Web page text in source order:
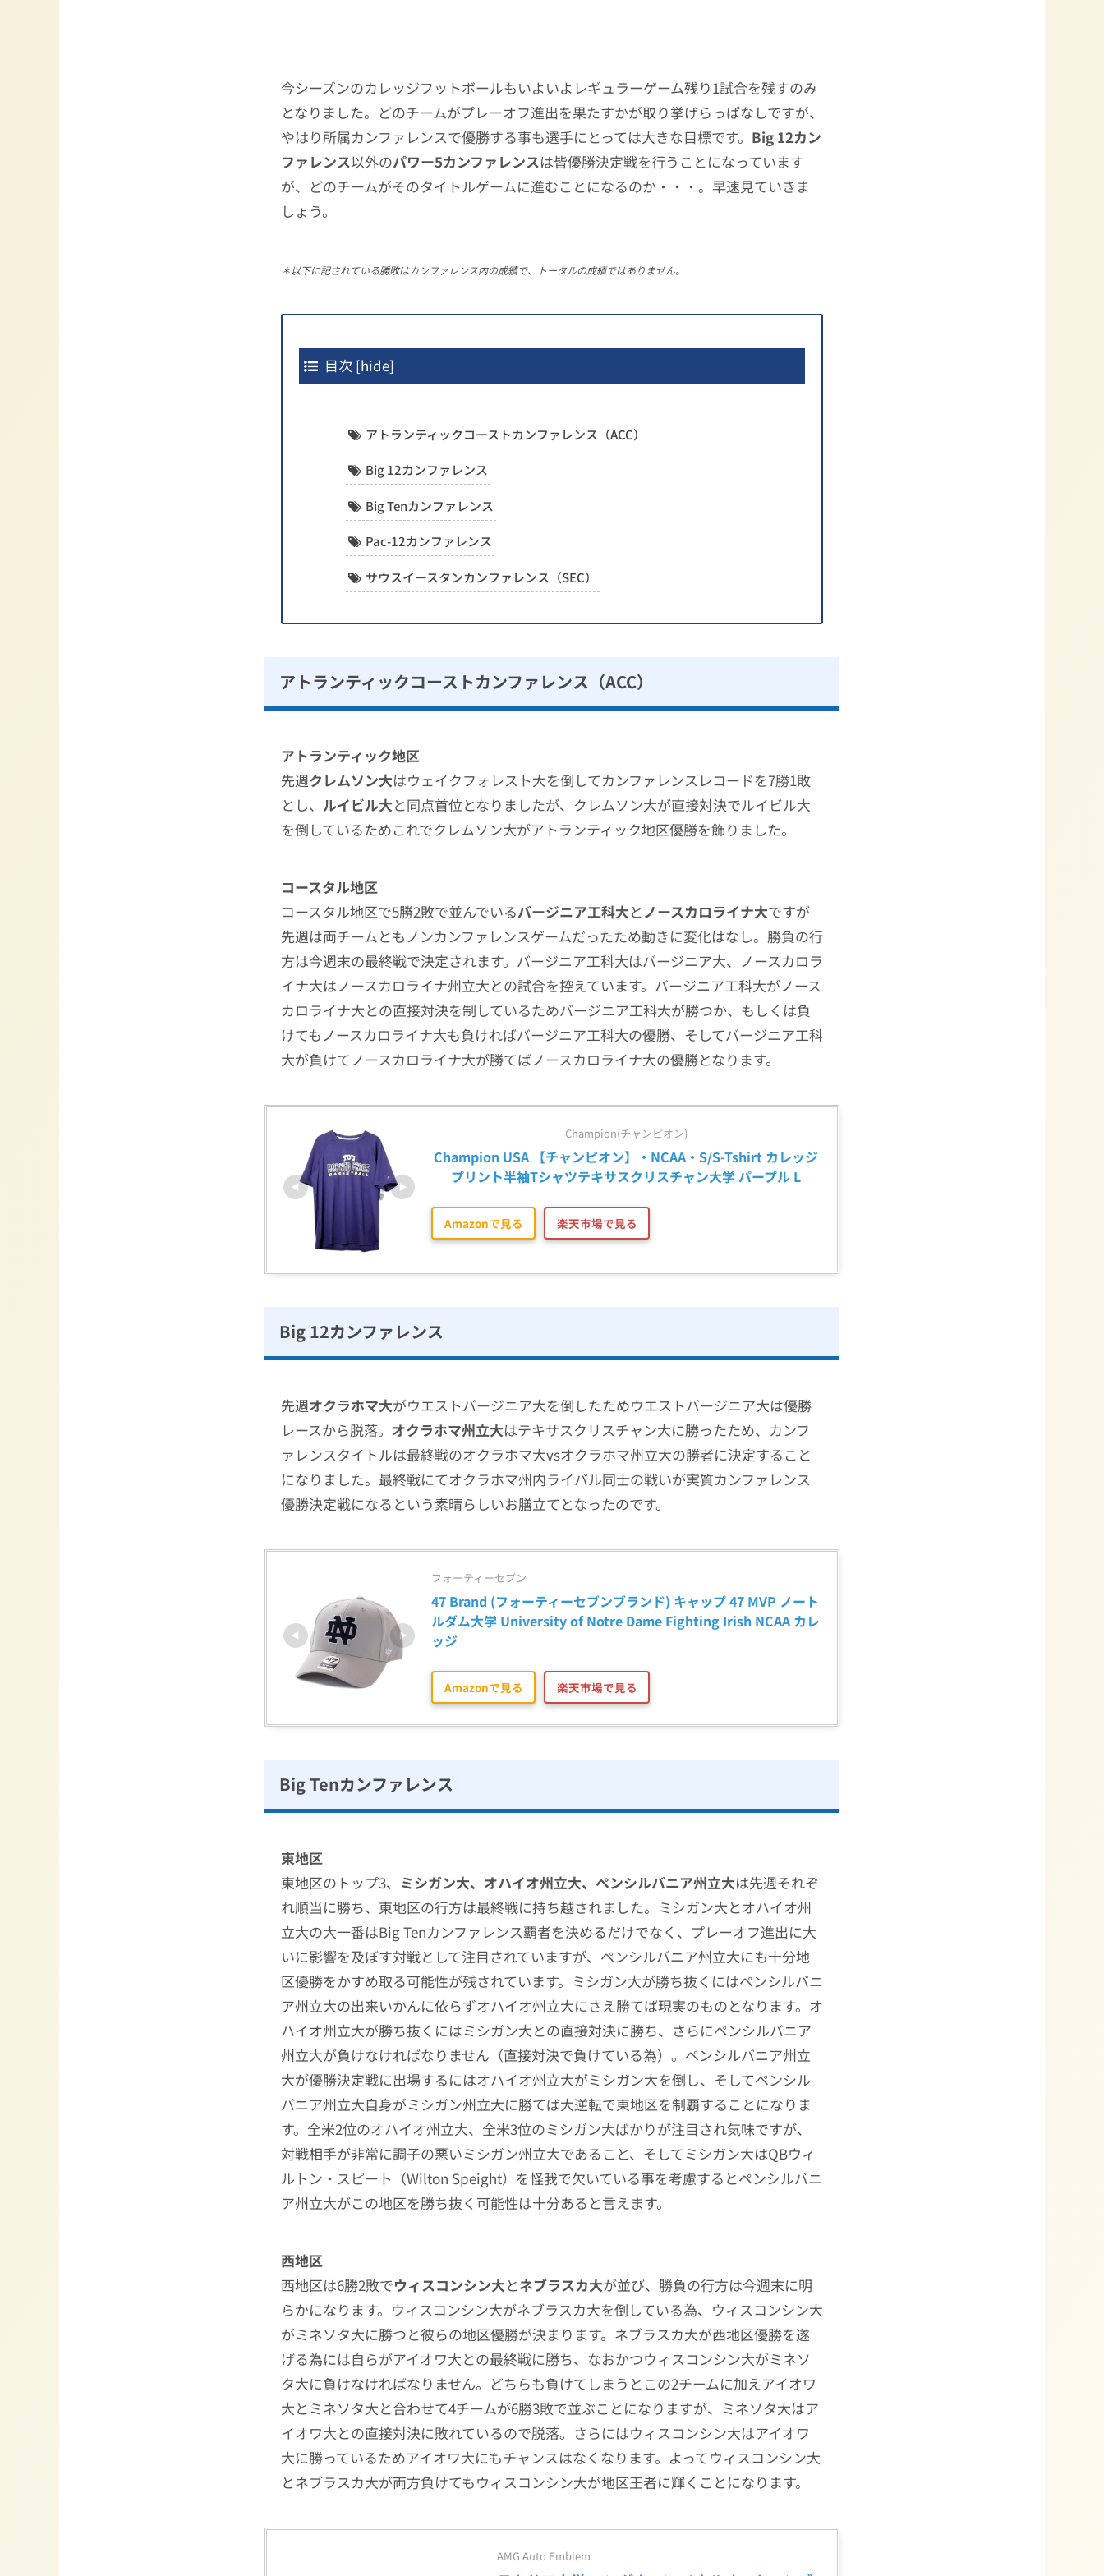
今シーズンのカレッジフットボールもいよいよレギュラーゲーム残り1試合を残すのみ
となりました。どのチームがプレーオフ進出を果たすかが取り挙げらっぱなしですが、
やはり所属カンファレンスで優勝する事も選手にとっては大きな目標です。 Big 12カン
ファレンス以外のパワー5カンファレンスは皆優勝決定戦を行うことになっています
が、どのチームがそのタイトルゲームに進むことになるのか・・・。早速見ていきま
しょう。
＊以下に記されている勝敗はカンファレンス内の成績で、トータルの成績ではありません。
目次 [hide]
アトランティックコーストカンファレンス（ACC）
Big 12カンファレンス
Big Tenカンファレンス
Pac-12カンファレンス
サウスイースタンカンファレンス（SEC）
アトランティックコーストカンファレンス（ACC）
アトランティック地区
先週クレムソン大はウェイクフォレスト大を倒してカンファレンスレコードを7勝1敗
とし、 ルイビル大と同点首位となりましたが、クレムソン大が直接対決でルイビル大
を倒しているためこれでクレムソン大がアトランティック地区優勝を飾りました。
コースタル地区
コースタル地区で5勝2敗で並んでいるバージニア工科大と ノースカロライナ大ですが
先週は両チームともノンカンファレンスゲームだったため動きに変化はなし。勝負の行
方は今週末の最終戦で決定されます。バージニア工科大はバージニア大、ノースカロラ
イナ大はノースカロライナ州立大との試合を控えています。バージニア工科大がノース
カロライナ大との直接対決を制しているためバージニア工科大が勝つか、もしくは負
けてもノースカロライナ大も負ければバージニア工科大の優勝、そしてバージニア工科
大が負けてノースカロライナ大が勝てばノースカロライナ大の優勝となります。
Champion(チャンピオン)
Champion USA 【チャンピオン】・NCAA・S/S-Tshirt カレッジ
プリント半袖Tシャツテキサスクリスチャン大学 パープル L
Amazonで見る 楽天市場で見る
Big 12カンファレンス
先週オクラホマ大がウエストバージニア大を倒したためウエストバージニア大は優勝
レースから脱落。 オクラホマ州立大はテキサスクリスチャン大に勝ったため、カンフ
ァレンスタイトルは最終戦のオクラホマ大vsオクラホマ州立大の勝者に決定すること
になりました。最終戦にてオクラホマ州内ライバル同士の戦いが実質カンファレンス
優勝決定戦になるという素晴らしいお膳立てとなったのです。
フォーティーセブン
47 Brand (フォーティーセブンブランド) キャップ 47 MVP ノート
ルダム大学 University of Notre Dame Fighting Irish NCAA カレ
ッジ
Amazonで見る 楽天市場で見る
Big Tenカンファレンス
東地区
東地区のトップ3、 ミシガン大、オハイオ州立大、ペンシルバニア州立大は先週それぞ
れ順当に勝ち、東地区の行方は最終戦に持ち越されました。ミシガン大とオハイオ州
立大の大一番はBig Tenカンファレンス覇者を決めるだけでなく、プレーオフ進出に大
いに影響を及ぼす対戦として注目されていますが、ペンシルバニア州立大にも十分地
区優勝をかすめ取る可能性が残されています。ミシガン大が勝ち抜くにはペンシルバニ
ア州立大の出来いかんに依らずオハイオ州立大にさえ勝てば現実のものとなります。オ
ハイオ州立大が勝ち抜くにはミシガン大との直接対決に勝ち、さらにペンシルバニア
州立大が負けなければなりません（直接対決で負けている為）。ペンシルバニア州立
大が優勝決定戦に出場するにはオハイオ州立大がミシガン大を倒し、そしてペンシル
バニア州立大自身がミシガン州立大に勝てば大逆転で東地区を制覇することになりま
す。全米2位のオハイオ州立大、全米3位のミシガン大ばかりが注目され気味ですが、
対戦相手が非常に調子の悪いミシガン州立大であること、そしてミシガン大はQBウィ
ルトン・スピート（Wilton Speight）を怪我で欠いている事を考慮するとペンシルバニ
ア州立大がこの地区を勝ち抜く可能性は十分あると言えます。
西地区
西地区は6勝2敗でウィスコンシン大とネブラスカ大が並び、勝負の行方は今週末に明
らかになります。ウィスコンシン大がネブラスカ大を倒している為、ウィスコンシン大
がミネソタ大に勝つと彼らの地区優勝が決まります。ネブラスカ大が西地区優勝を遂
げる為には自らがアイオワ大との最終戦に勝ち、なおかつウィスコンシン大がミネソ
タ大に負けなければなりません。どちらも負けてしまうとこの2チームに加えアイオワ
大とミネソタ大と合わせて4チームが6勝3敗で並ぶことになりますが、ミネソタ大はア
イオワ大との直接対決に敗れているので脱落。さらにはウィスコンシン大はアイオワ
大に勝っているためアイオワ大にもチャンスはなくなります。よってウィスコンシン大
とネブラスカ大が両方負けてもウィスコンシン大が地区王者に輝くことになります。
AMG Auto Emblem